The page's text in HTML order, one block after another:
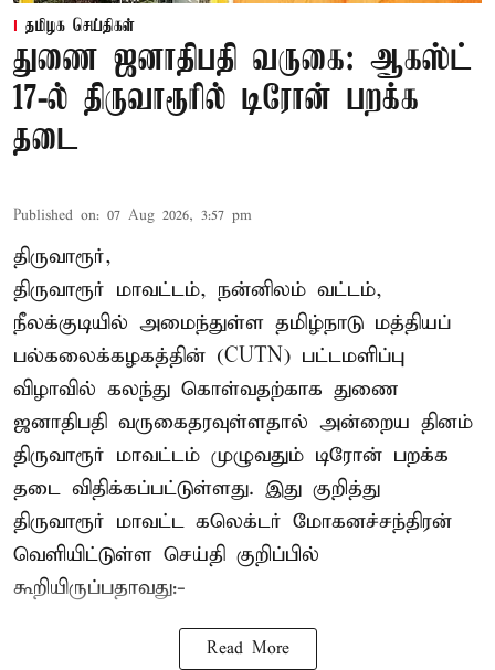
தமிழக செய்திகள்
துணை ஜனாதிபதி வருகை: ஆகஸ்ட்
17-ல் திருவாரூரில் டிரோன் பறக்க
தடை
Published on: 07 Aug 2026, 3:57 pm
திருவாரூர்,
திருவாரூர் மாவட்டம், நன்னிலம் வட்டம்,
நீலக்குடியில் அமைந்துள்ள தமிழ்நாடு மத்தியப்
பல்கலைக்கழகத்தின் (CUTN) பட்டமளிப்பு
விழாவில் கலந்து கொள்வதற்காக துணை
ஜனாதிபதி வருகைதரவுள்ளதால் அன்றைய தினம்
திருவாரூர் மாவட்டம் முழுவதும் டிரோன் பறக்க
தடை விதிக்கப்பட்டுள்ளது. இது குறித்து
திருவாரூர் மாவட்ட கலெக்டர் மோகனச்சந்திரன்
வெளியிட்டுள்ள செய்தி குறிப்பில்
கூறியிருப்பதாவது:-
Read More